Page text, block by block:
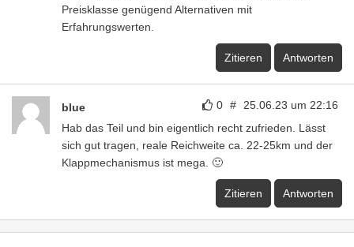
Preisklasse genügend Alternativen mit
Erfahrungswerten.
Zitieren Antworten
0 # 25.06.23 um 22:16
blue
Hab das Teil und bin eigentlich recht zufrieden. Lässt
sich gut tragen, reale Reichweite ca. 22-25km und der
Klappmechanismus ist mega. 🙂
Zitieren Antworten